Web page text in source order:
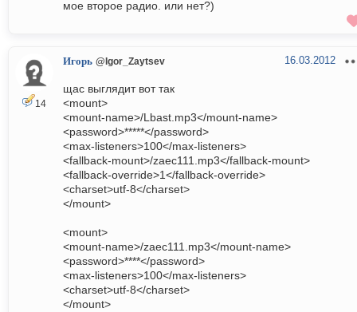
мое второе радио. или нет?)
14
Игорь @Igor_Zaytsev 16.03.2012
щас выглядит вот так
<mount>
<mount-name>/Lbast.mp3</mount-name>
<password>*****</password>
<max-listeners>100</max-listeners>
<fallback-mount>/zaec111.mp3</fallback-mount>
<fallback-override>1</fallback-override>
<charset>utf-8</charset>
</mount>
<mount>
<mount-name>/zaec111.mp3</mount-name>
<password>****</password>
<max-listeners>100</max-listeners>
<charset>utf-8</charset>
</mount>